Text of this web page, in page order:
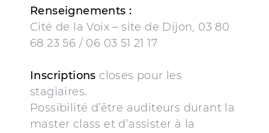
Renseignements :
Cité de la Voix – site de Dijon, 03 80
68 23 56 / 06 03 51 21 17
Inscriptions closes pour les
stagiaires.
Possibilité d’être auditeurs durant la
master class et d’assister à la